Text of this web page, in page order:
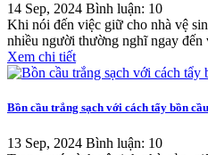
14 Sep, 2024 Bình luận: 10
Khi nói đến việc giữ cho nhà vệ
nhiều người thường nghĩ ngay đến
Xem chi tiết
Bồn cầu trắng sạch với cách tẩy bồn
13 Sep, 2024 Bình luận: 10